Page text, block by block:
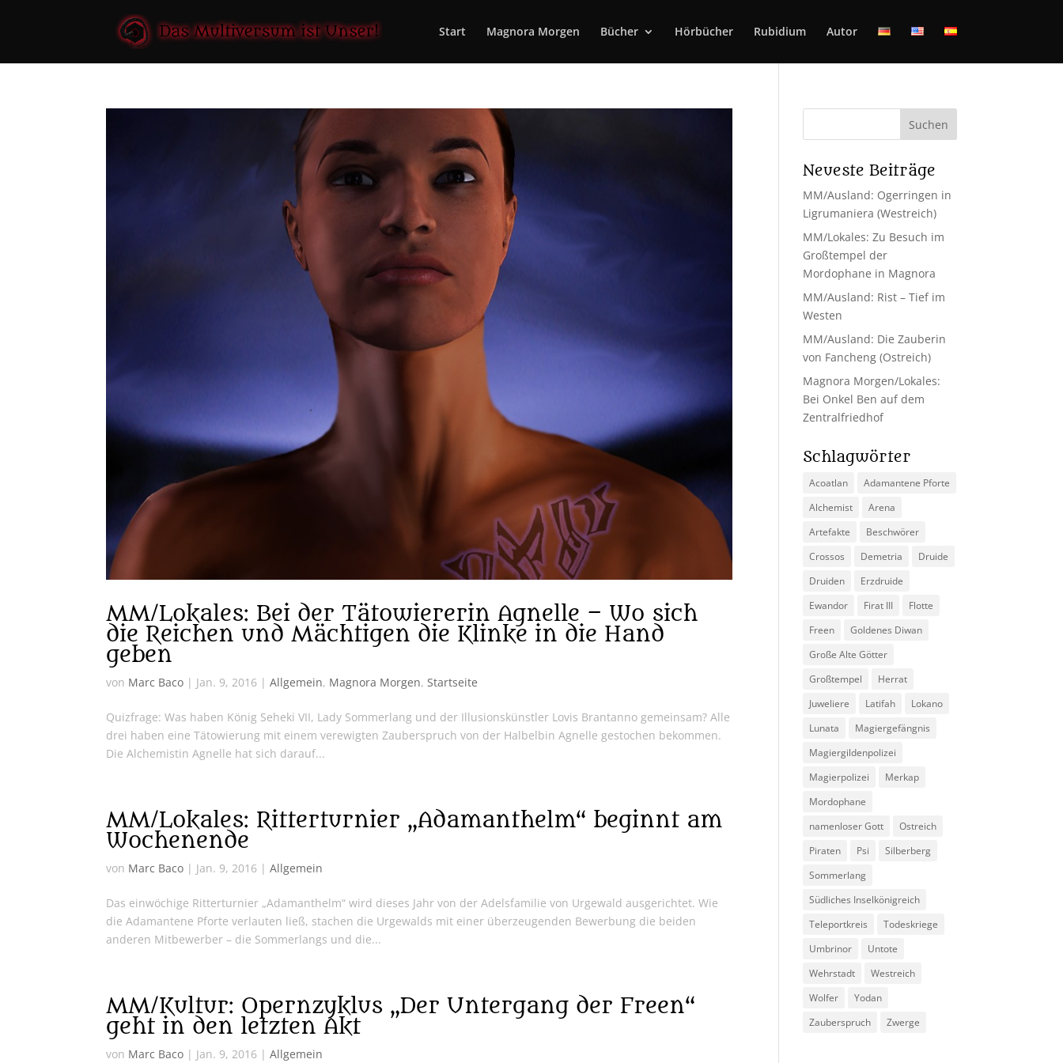
Start Magnora Morgen Bücher Hörbücher Rubidium Autor
MM/Lokales: Bei der Tätowiererin Agnelle – Wo sich
die Reichen und Mächtigen die Klinke in die Hand
geben
von Marc Baco | Jan. 9, 2016 |Allgemein, Magnora Morgen,Startseite
Quizfrage: Was haben König Seheki VII, Lady Sommerlang und der Illusionskünstler Lovis Brantanno gemeinsam? Alle
drei haben eine Tätowierung mit einem verewigten Zauberspruch von der Halbelbin Agnelle gestochen bekommen.
Die Alchemistin Agnelle hat sich darauf...
MM/Lokales: Ritterturnier „Adamanthelm“ beginnt am
Wochenende
von Marc Baco | Jan. 9, 2016 |Allgemein
Das einwöchige Ritterturnier „Adamanthelm“ wird dieses Jahr von der Adelsfamilie von Urgewald ausgerichtet. Wie
die Adamantene Pforte verlauten ließ, stachen die Urgewalds mit einer überzeugenden Bewerbung die beiden
anderen Mitbewerber – die Sommerlangs und die...
MM/Kultur: Opernzyklus „Der Untergang der Freen“
geht in den letzten Akt
von Marc Baco | Jan. 9, 2016 |Allgemein
Neueste Beiträge
MM/Ausland: Ogerringen in
Ligrumaniera (Westreich)
MM/Lokales: Zu Besuch im
Großtempel der
Mordophane in Magnora
MM/Ausland: Rist – Tief im
Westen
MM/Ausland: Die Zauberin
von Fancheng (Ostreich)
Magnora Morgen/Lokales:
Bei Onkel Ben auf dem
Zentralfriedhof
Schlagwörter
Acoatlan
Adamantene Pforte
Alchemist
Arena
Artefakte
Beschwörer
Crossos
Demetria
Druide
Druiden
Erzdruide
Ewandor
Firat III
Flotte
Freen
Goldenes Diwan
Große Alte Götter
Großtempel
Herrat
Juweliere
Latifah
Lokano
Lunata
Magiergefängnis
Magiergildenpolizei
Magierpolizei
Merkap
Mordophane
namenloser Gott
Ostreich
Piraten
Psi
Silberberg
Sommerlang
Südliches Inselkönigreich
Teleportkreis
Todeskriege
Umbrinor
Untote
Wehrstadt
Westreich
Wolfer
Yodan
Zauberspruch
Zwerge